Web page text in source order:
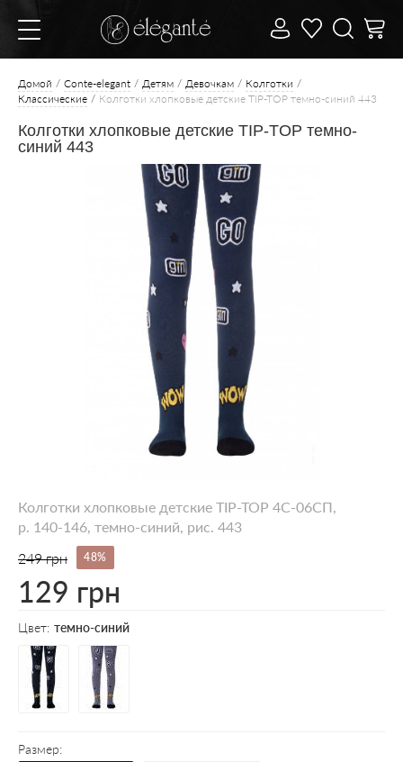
Домой Conte-elegant Детям Девочкам
Колготки
Классические
Колготки хлопковые детские TIP-TOP темно-синий 443
Колготки хлопковые детские TIP-TOP темно-
синий 443
Колготки хлопковые детские TIP-TOP 4С-06СП,
p. 140-146, темно-синий, рис. 443
249 грн
48%
129 грн
Цвет: темно-синий
Размер: